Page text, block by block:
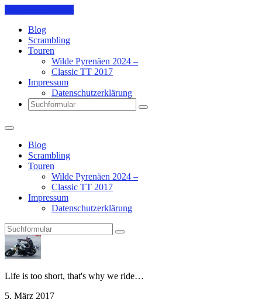
Blog
Scrambling
Touren
Wilde Pyrenäen 2024 –
Classic TT 2017
Impressum
Datenschutzerklärung
Search
Blog
Scrambling
Touren
Wilde Pyrenäen 2024 –
Classic TT 2017
Impressum
Datenschutzerklärung
Search
Pit's
Blog
Life is too short, that's why we ride…
5. März 2017